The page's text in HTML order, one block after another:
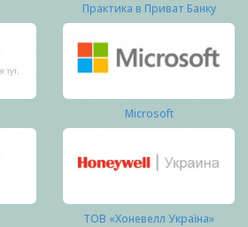
Практика в Приват Банку
Microsoft
ТОВ «Хоневелл Україна»